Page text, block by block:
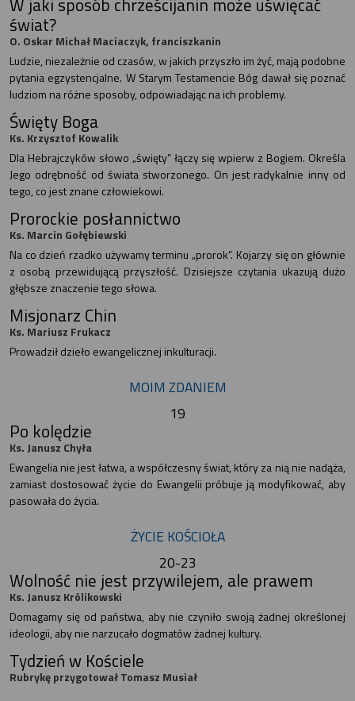
świat?
O. Oskar Michał Maciaczyk, franciszkanin
Ludzie, niezależnie od czasów, w jakich przyszło im żyć, mają podobne
pytania egzystencjalne. W Starym Testamencie Bóg dawał się poznać
ludziom na różne sposoby, odpowiadając na ich problemy.
Święty Boga
Ks. Krzysztof Kowalik
Dla Hebrajczyków słowo „święty” łączy się wpierw z Bogiem. Określa
Jego odrębność od świata stworzonego. On jest radykalnie inny od
tego, co jest znane człowiekowi.
Prorockie posłannictwo
Ks. Marcin Gołębiewski
Na co dzień rzadko używamy terminu „prorok”. Kojarzy się on głównie
z osobą przewidującą przyszłość. Dzisiejsze czytania ukazują dużo
głębsze znaczenie tego słowa.
Misjonarz Chin
Ks. Mariusz Frukacz
Prowadził dzieło ewangelicznej inkulturacji.
MOIM ZDANIEM
19
Po kolędzie
Ks. Janusz Chyła
Ewangelia nie jest łatwa, a współczesny świat, który za nią nie nadąża,
zamiast dostosować życie do Ewangelii próbuje ją modyfikować, aby
pasowała do życia.
ŻYCIE KOŚCIOŁA
20-23
Wolność nie jest przywilejem, ale prawem
Ks. Janusz Królikowski
Domagamy się od państwa, aby nie czyniło swoją żadnej określonej
ideologii, aby nie narzucało dogmatów żadnej kultury.
Tydzień w Kościele
Rubrykę przygotował Tomasz Musiał